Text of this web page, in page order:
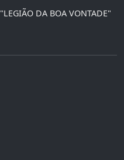
"LEGIÃO DA BOA VONTADE"